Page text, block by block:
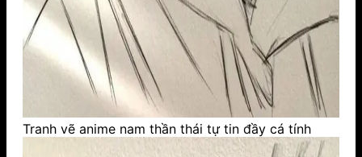
Tranh vẽ anime nam thần thái tự tin đầy cá tính